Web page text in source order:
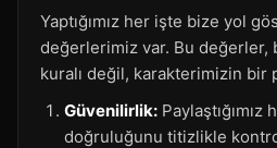
Yaptığımız her işte bize yol
değerlerimiz var. Bu değerler,
kuralı değil, karakterimizin bir
Güvenilirlik: Paylaştığımız
doğruluğunu titizlikle